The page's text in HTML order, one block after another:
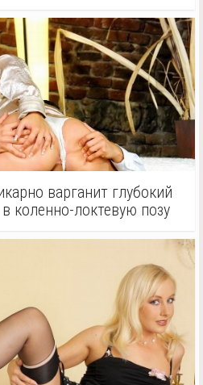
варганит глубокий
коленно-локтевую позу